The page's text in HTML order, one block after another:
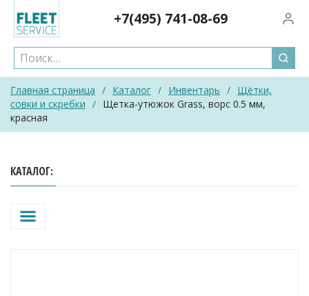
content
+7(495) 741-08-69
Главная страница / Каталог / Инвентарь / Щётки,
совки и скребки / Щетка-утюжок Grass, ворс 0.5 мм,
красная
КАТАЛОГ